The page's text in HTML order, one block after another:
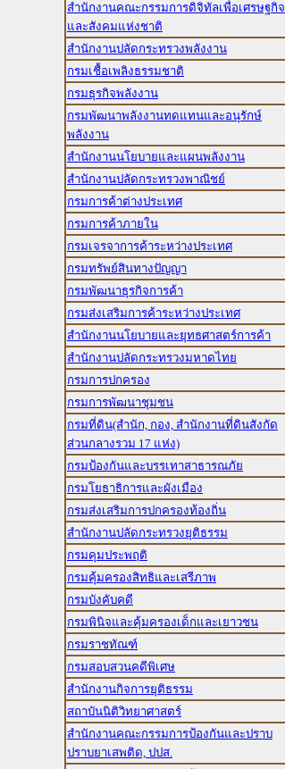
สำนักงานคณะกรรมการดิจิทัลเพื่อเศรษฐกิจ
และสังคมแห่งชาติ
สำนักงานปลัดกระทรวงพลังงาน
กรมเชื้อเพลิงธรรมชาติ
กรมธุรกิจพลังงาน
กรมพัฒนาพลังงานทดแทนและอนุรักษ์
พลังงาน
สำนักงานนโยบายและแผนพลังงาน
สำนักงานปลัดกระทรวงพาณิชย์
กรมการค้าต่างประเทศ
กรมการค้าภายใน
กรมเจรจาการค้าระหว่างประเทศ
กรมทรัพย์สินทางปัญญา
กรมพัฒนาธุรกิจการค้า
กรมส่งเสริมการค้าระหว่างประเทศ
สำนักงานนโยบายและยุทธศาสตร์การค้า
สำนักงานปลัดกระทรวงมหาดไทย
กรมการปกครอง
กรมการพัฒนาชุมชน
กรมที่ดิน(สำนัก, กอง, สำนักงานที่ดินสังกัด
ส่วนกลางรวม 17 แห่ง)
กรมป้องกันและบรรเทาสาธารณภัย
กรมโยธาธิการและผังเมือง
กรมส่งเสริมการปกครองท้องถิ่น
สำนักงานปลัดกระทรวงยุติธรรม
กรมคุมประพฤติ
กรมคุ้มครองสิทธิและเสรีภาพ
กรมบังคับคดี
กรมพินิจและคุ้มครองเด็กและเยาวชน
กรมราชทัณฑ์
กรมสอบสวนคดีพิเศษ
สำนักงานกิจการยุติธรรม
สถาบันนิติวิทยาศาสตร์
สำนักงานคณะกรรมการป้องกันและปราบ
ปราบยาเสพติด, ปปส.